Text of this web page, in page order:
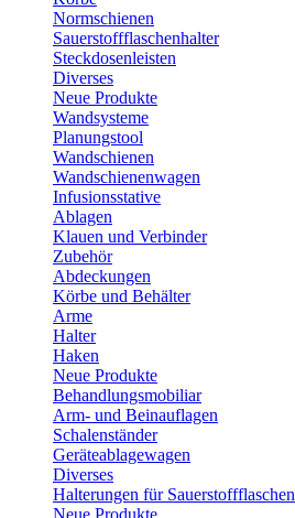
Normschienen
Sauerstoffflaschenhalter
Steckdosenleisten
Diverses
Neue Produkte
Wandsysteme
Planungstool
Wandschienen
Wandschienenwagen
Infusionsstative
Ablagen
Klauen und Verbinder
Zubehör
Abdeckungen
Körbe und Behälter
Arme
Halter
Haken
Neue Produkte
Behandlungsmobiliar
Arm- und Beinauflagen
Schalenständer
Geräteablagewagen
Diverses
Halterungen für Sauerstoffflaschen
Neue Produkte